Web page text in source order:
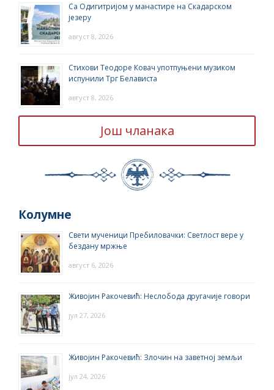
Са Одигитријом у манастире на Скадарском
језеру
август 8, 2026
Стихови Теодоре Ковач употпуњени музиком
испунили Трг Белависта
август 8, 2026
Још чланака
Колумне
Свети мученици Пребиловачки: Светлост вере у
бездану мржње
август 6, 2026
Живојин Ракочевић: Неслобода другачије говори
јул 27, 2026
Живојин Ракочевић: Злочин на заветној земљи
јул 24, 2026